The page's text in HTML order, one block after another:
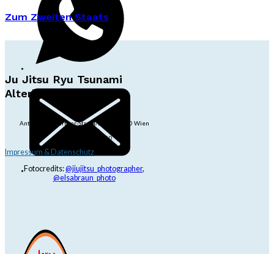
Zum Zweiten Staats
Ju Jitsu Ryu Tsunami
Alterlaa
Anton-Baumgartner-Str. 44/B8/01, 1230 Wien
dojo@jjrt.at
+43 6991 171 81 60
Impressum & Datenschutz
Fotocredits:@jiujitsu_photographer,
@elsabraun_photo